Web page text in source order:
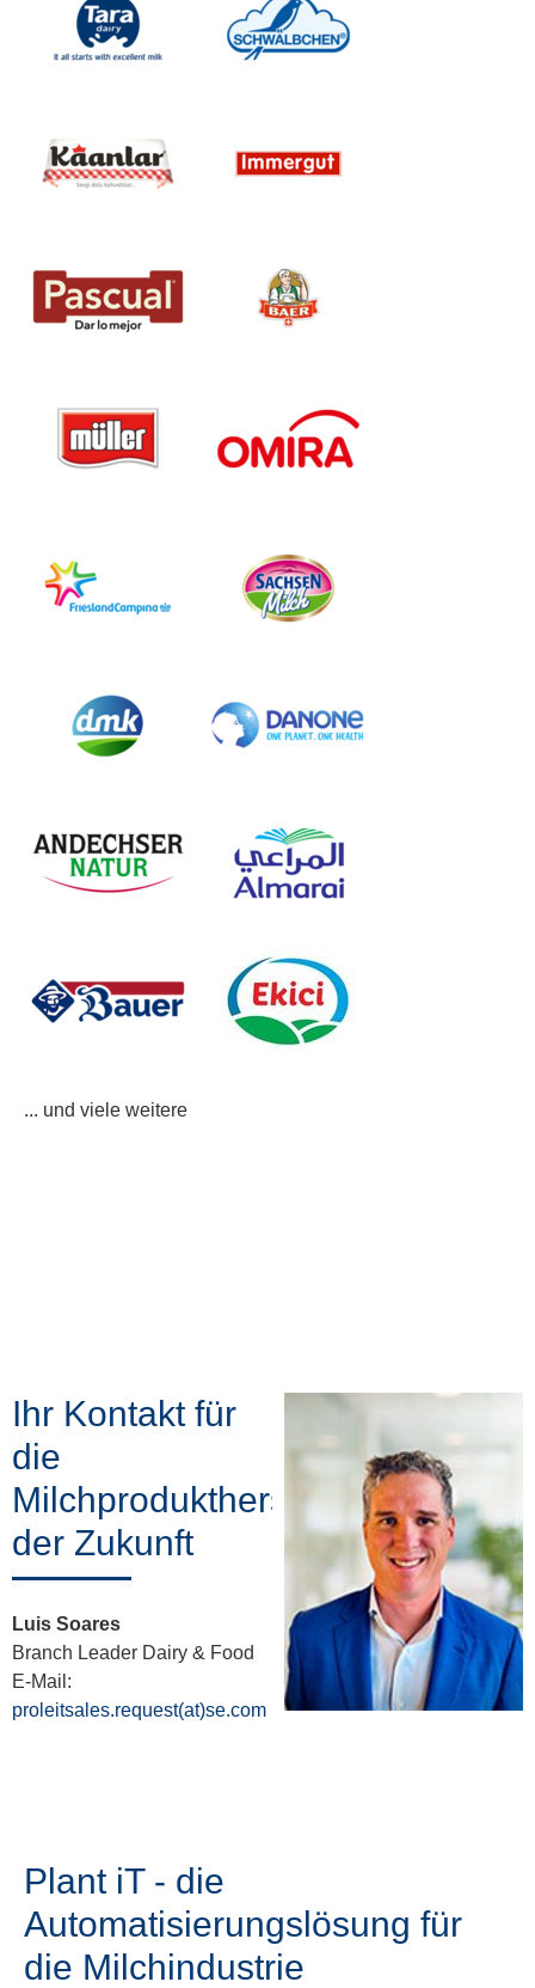
... und viele weitere
Ihr Kontakt für
die
Milchproduktherstellung
der Zukunft
Luis Soares
Branch Leader Dairy & Food
E-Mail:
proleitsales.request(at)se.com
Plant iT - die
Automatisierungslösung für
die Milchindustrie